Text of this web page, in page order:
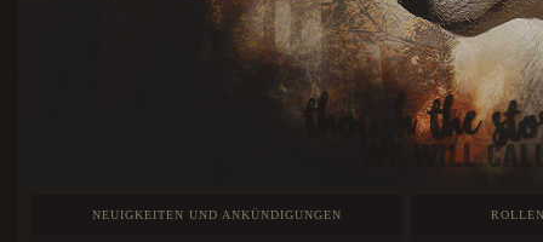
NEUIGKEITEN UND ANKÜNDIGUNGEN